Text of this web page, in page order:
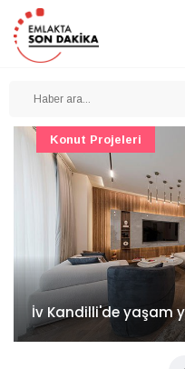
İv Kandilli'de yaşam
Konut Projeleri